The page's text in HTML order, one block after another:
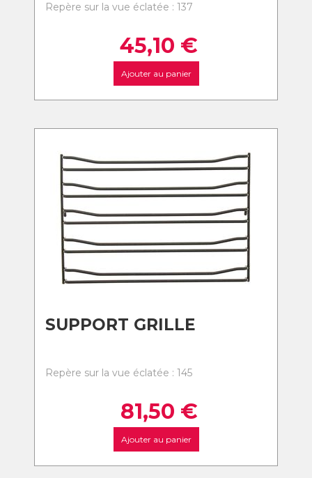
Repère sur la vue éclatée : 137
45,10 €
Ajouter au panier
SUPPORT GRILLE
Repère sur la vue éclatée : 145
81,50 €
Ajouter au panier